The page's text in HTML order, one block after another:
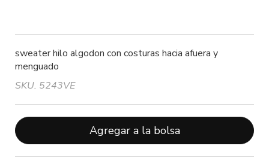
sweater hilo algodon con costuras hacia afuera y
menguado
SKU. 5243VE
Agregar a la bolsa